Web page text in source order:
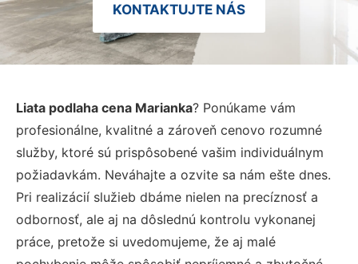
KONTAKTUJTE NÁS
Liata podlaha cena Marianka? Ponúkame vám
profesionálne, kvalitné a zároveň cenovo rozumné
služby, ktoré sú prispôsobené vašim individuálnym
požiadavkám. Neváhajte a ozvite sa nám ešte dnes.
Pri realizácií služieb dbáme nielen na precíznosť a
odbornosť, ale aj na dôslednú kontrolu vykonanej
práce, pretože si uvedomujeme, že aj malé